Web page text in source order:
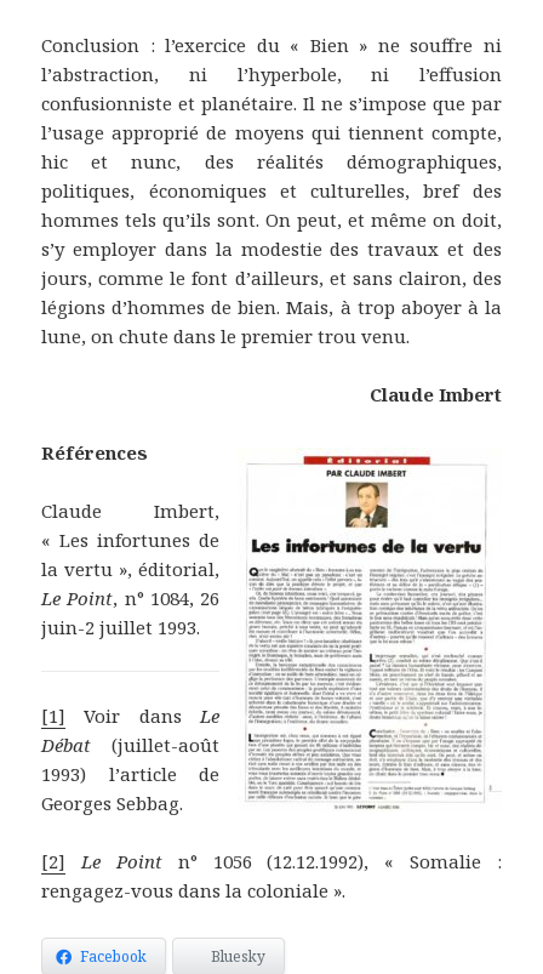
Conclusion : l’exercice du « Bien » ne souffre ni
l’abstraction, ni l’hyperbole, ni l’effusion
confusionniste et planétaire. Il ne s’impose que par
l’usage approprié de moyens qui tiennent compte,
hic et nunc, des réalités démographiques,
politiques, économiques et culturelles, bref des
hommes tels qu’ils sont. On peut, et même on doit,
s’y employer dans la modestie des travaux et des
jours, comme le font d’ailleurs, et sans clairon, des
légions d’hommes de bien. Mais, à trop aboyer à la
lune, on chute dans le premier trou venu.
Claude Imbert
Références
Claude Imbert,
« Les infortunes de
la vertu », éditorial,
Le Point, n° 1084, 26
juin-2 juillet 1993.
[1] Voir dansLe
Débat (juillet-août
1993) l’article de
Georges Sebbag.
[2] Le Pointn° 1056 (12.12.1992), « Somalie :
rengagez-vous dans la coloniale ».
Facebook Bluesky